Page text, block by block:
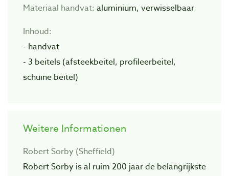
Materiaal handvat: aluminium, verwisselbaar
Inhoud:
- handvat
- 3 beitels (afsteekbeitel, profileerbeitel,
schuine beitel)
Weitere Informationen
Robert Sorby (Sheffield)
Robert Sorby is al ruim 200 jaar de belangrijkste